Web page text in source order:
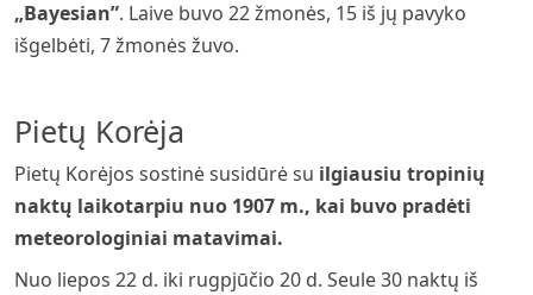
„Bayesian”. Laive buvo 22 žmonės, 15 iš jų pavyko
išgelbėti, 7 žmonės žuvo.
Pietų Korėja
Pietų Korėjos sostinė susidūrė su ilgiausiu tropinių
naktų laikotarpiu nuo 1907 m., kai buvo pradėti
meteorologiniai matavimai.
Nuo liepos 22 d. iki rugpjūčio 20 d. Seule 30 naktų iš